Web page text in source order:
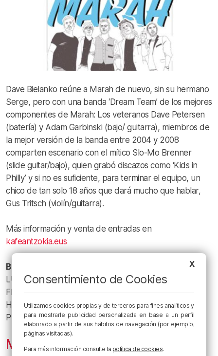
Dave Bielanko reúne a Marah de nuevo, sin su hermano
Serge, pero con una banda ‘Dream Team’ de los mejores
componentes de Marah: Los veteranos Dave Petersen
(batería) y Adam Garbinski (bajo/ guitarra), miembros de
la mejor versión de la banda entre 2004 y 2008
comparten escenario con el mítico Slo-Mo Brenner
(slide guitar/bajo), quien grabó discazos como ‘Kids in
Philly’ y si no es suficiente, para terminar el equipo, un
chico de tan solo 18 años que dará mucho que hablar,
Gus Tritsch (violín/guitarra).
Más información y venta de entradas en
kafeantzokia.eus
Bilbao
LUGAR. Kafe Antzokia
FECHA. 21 de abril
HORA. 22:00
PRECIO. 20 €
Miguel Campello
X
Consentimiento de Cookies
Utilizamos cookies propias y de terceros para fines analíticos y
para mostrarle publicidad personalizada en base a un perfil
elaborado a partir de sus hábitos de navegación (por ejemplo,
páginas visitadas).
Para más información consulte la política de cookies.